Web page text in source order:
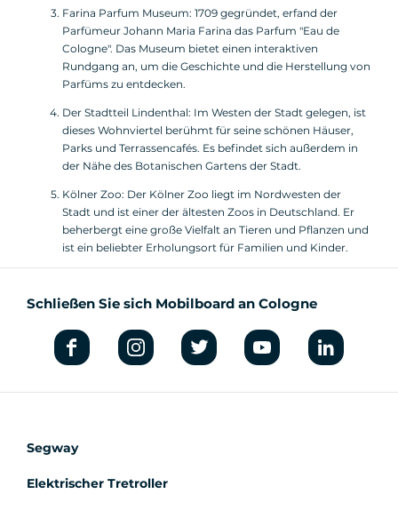
Farina Parfum Museum: 1709 gegründet, erfand der
Parfümeur Johann Maria Farina das Parfum "Eau de
Cologne". Das Museum bietet einen interaktiven
Rundgang an, um die Geschichte und die Herstellung von
Parfüms zu entdecken.
Der Stadtteil Lindenthal: Im Westen der Stadt gelegen, ist
dieses Wohnviertel berühmt für seine schönen Häuser,
Parks und Terrassencafés. Es befindet sich außerdem in
der Nähe des Botanischen Gartens der Stadt.
Kölner Zoo: Der Kölner Zoo liegt im Nordwesten der
Stadt und ist einer der ältesten Zoos in Deutschland. Er
beherbergt eine große Vielfalt an Tieren und Pflanzen und
ist ein beliebter Erholungsort für Familien und Kinder.
Schließen Sie sich Mobilboard an Cologne
Segway
Elektrischer Tretroller